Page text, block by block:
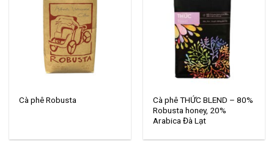
Cà phê Robusta
Cà phê THỨC BLEND – 80%
Robusta honey, 20%
Arabica Đà Lạt